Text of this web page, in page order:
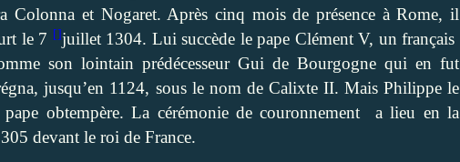
Colonna et Nogaret. Après cinq mois de présence à Rome, il
le 7 []juillet 1304. Lui succède le pape Clément V, un français
son lointain prédécesseur Gui de Bourgogne qui en fut
jusqu’en 1124, sous le nom de Calixte II. Mais Philippe le
obtempère. La cérémonie de couronnement
a lieu en la
devant le roi de France.